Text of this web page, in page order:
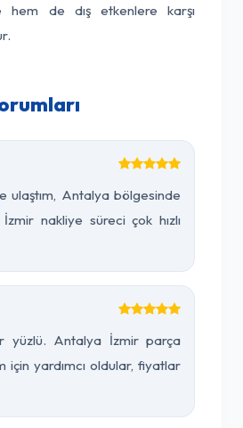
hem de dış etkenlere karşı
ulaştım, Antalya bölgesinde
nakliye süreci çok hızlı
yüzlü. Antalya İzmir parça
için yardımcı oldular, fiyatlar